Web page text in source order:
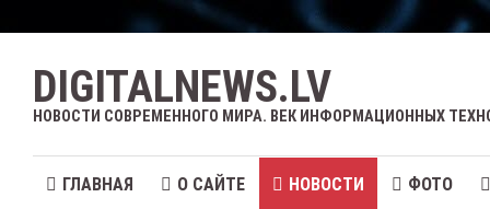
DIGITALNEWS.LV
НОВОСТИ СОВРЕМЕННОГО МИРА. ВЕК ИНФОРМАЦИОННЫХ
ГЛАВНАЯ О САЙТЕ НОВОСТИ ФОТО